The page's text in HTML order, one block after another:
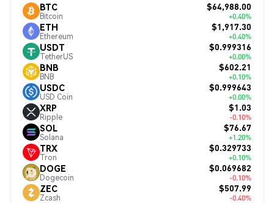
BTC
Bitcoin
$64,988.00
+0.40%
ETH
Ethereum
$1,917.30
+0.40%
USDT
TetherUS
$0.999316
+0.00%
BNB
BNB
$602.21
+0.10%
USDC
USD Coin
$0.999643
+0.00%
XRP
Ripple
$1.03
-0.10%
SOL
Solana
$76.67
+1.20%
TRX
Tron
$0.329733
+0.10%
DOGE
Dogecoin
$0.069682
-0.10%
ZEC
Zcash
$507.99
-0.40%